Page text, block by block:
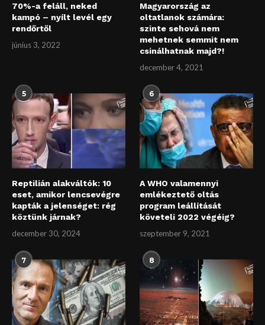
70%-a feláll, neked
kampó – nyílt levél egy
rendőrtől
június 3, 2022
Magyarország az
oltatlanok számára:
szinte sehová nem
mehetnek semmit nem
csinálhatnak majd?!
december 4, 2021
5
Reptilián alakváltók: 10
eset, amikor lencsevégre
kapták a jelenséget: rég
köztünk járnak?
december 30, 2024
6
A WHO valamennyi
emlékeztető oltás
program leállítását
követeli 2022 végéig?
szeptember 9, 2021
7 8